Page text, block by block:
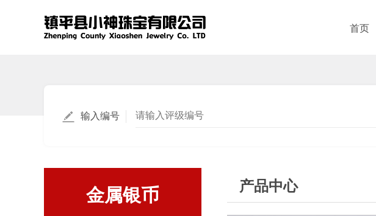
首页
输入编号
金属银币 产品中心